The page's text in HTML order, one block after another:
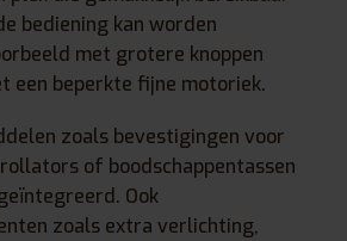
bediening kan worden
met grotere knoppen
een beperkte fijne motoriek.
zoals bevestigingen voor
of boodschappentassen
Ook
zoals extra verlichting,